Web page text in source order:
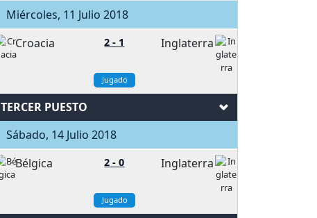
Miércoles, 11 Julio 2018
Croacia
2 - 1 Inglaterra
Jugado
TERCER PUESTO
Sábado, 14 Julio 2018
Bélgica
2 -0 Inglaterra
Jugado